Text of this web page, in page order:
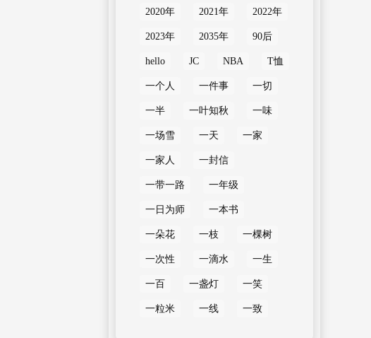
2020年 2021年 2022年
2023年 2035年 90后
hello JC NBA T恤
一个人 一件事 一切
一半 一叶知秋 一味
一场雪 一天 一家
一家人 一封信
一带一路 一年级
一日为师 一本书
一朵花 一枝 一棵树
一次性 一滴水 一生
一百 一盏灯 一笑
一粒米 一线 一致